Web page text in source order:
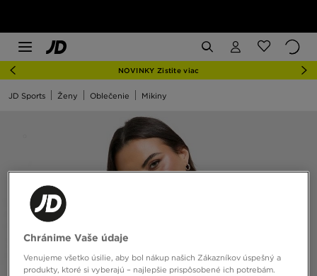
NOVINKY Zistite viac
JD Sports Ženy Oblečenie Mikiny
Chránime Vaše údaje
Venujeme všetko úsilie, aby bol nákup našich Zákazníkov úspešný a
produkty, ktoré si vyberajú – najlepšie prispôsobené ich potrebám.